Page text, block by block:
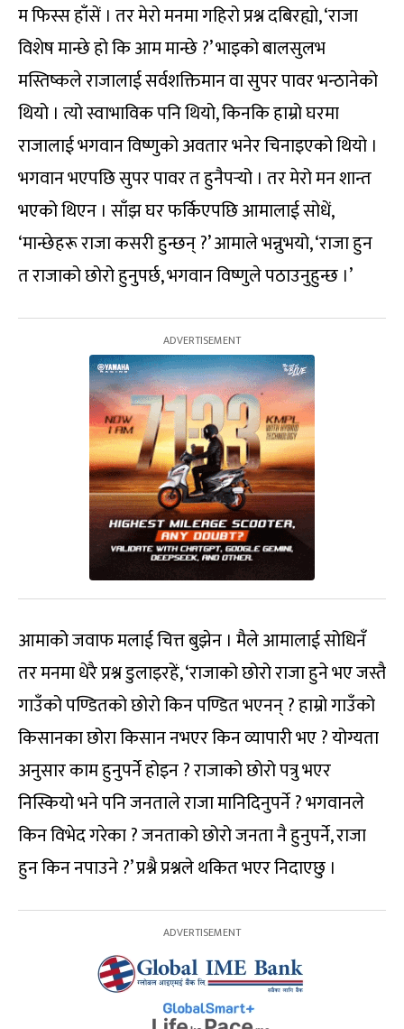
म फिस्स हाँसें । तर मेरो मनमा गहिरो प्रश्न दबिरह्यो, ‘राजा
विशेष मान्छे हो कि आम मान्छे ?’ भाइको बालसुलभ
मस्तिष्कले राजालाई सर्वशक्तिमान वा सुपर पावर भन्ठानेको
थियो । त्यो स्वाभाविक पनि थियो, किनकि हाम्रो घरमा
राजालाई भगवान विष्णुको अवतार भनेर चिनाइएको थियो ।
भगवान भएपछि सुपर पावर त हुनैपर्‍यो । तर मेरो मन शान्त
भएको थिएन । साँझ घर फर्किएपछि आमालाई सोधें,
‘मान्छेहरू राजा कसरी हुन्छन् ?’ आमाले भन्नुभयो, ‘राजा हुन
त राजाको छोरो हुनुपर्छ, भगवान विष्णुले पठाउनुहुन्छ ।’
आमाको जवाफ मलाई चित्त बुझेन । मैले आमालाई सोधिनँ
तर मनमा धेरै प्रश्न डुलाइरहें, ‘राजाको छोरो राजा हुने भए जस्तै
गाउँको पण्डितको छोरो किन पण्डित भएनन् ? हाम्रो गाउँको
किसानका छोरा किसान नभएर किन व्यापारी भए ? योग्यता
अनुसार काम हुनुपर्ने होइन ? राजाको छोरो पत्रु भएर
निस्कियो भने पनि जनताले राजा मानिदिनुपर्ने ? भगवानले
किन विभेद गरेका ? जनताको छोरो जनता नै हुनुपर्ने, राजा
हुन किन नपाउने ?’ प्रश्नै प्रश्नले थकित भएर निदाएछु ।